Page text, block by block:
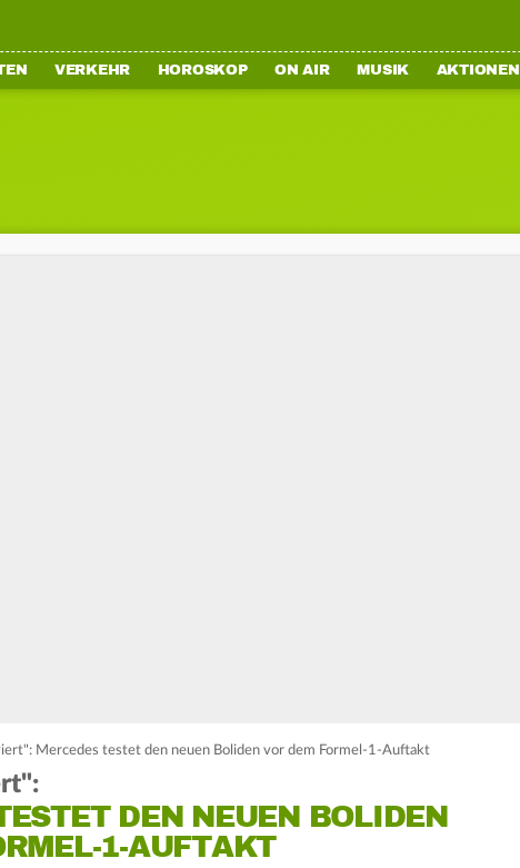
VERKEHR HOROSKOP ON AIR MUSIK AKTIONEN
Mercedes testet den neuen Boliden vor dem Formel-1-Auftakt
DEN NEUEN BOLIDEN
1-AUFTAKT